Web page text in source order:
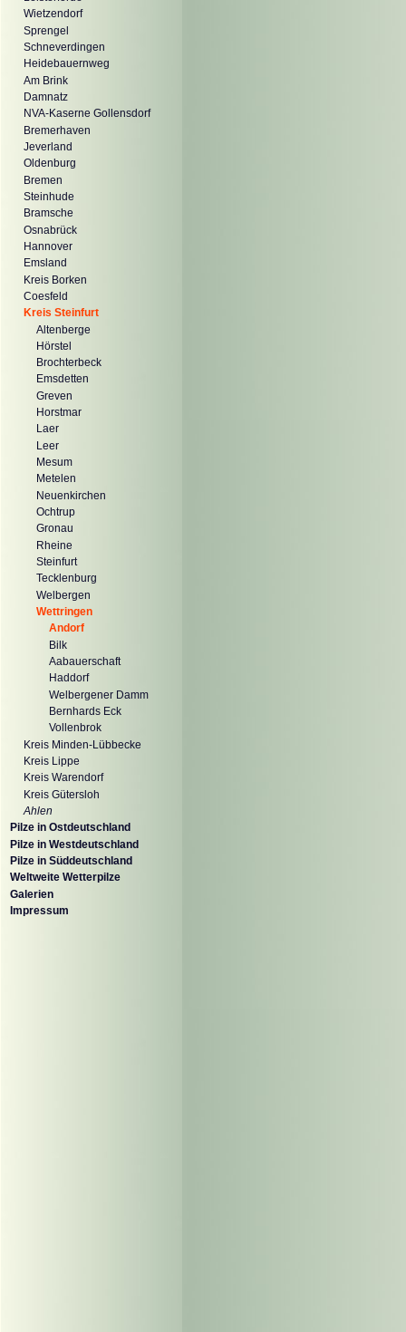
Wietzendorf
Sprengel
Schneverdingen
Heidebauernweg
Am Brink
Damnatz
NVA-Kaserne Gollensdorf
Bremerhaven
Jeverland
Oldenburg
Bremen
Steinhude
Bramsche
Osnabrück
Hannover
Emsland
Kreis Borken
Coesfeld
Kreis Steinfurt
Altenberge
Hörstel
Brochterbeck
Emsdetten
Greven
Horstmar
Laer
Leer
Mesum
Metelen
Neuenkirchen
Ochtrup
Gronau
Rheine
Steinfurt
Tecklenburg
Welbergen
Wettringen
Andorf
Bilk
Aabauerschaft
Haddorf
Welbergener Damm
Bernhards Eck
Vollenbrok
Kreis Minden-Lübbecke
Kreis Lippe
Kreis Warendorf
Kreis Gütersloh
Ahlen
Pilze in Ostdeutschland
Pilze in Westdeutschland
Pilze in Süddeutschland
Weltweite Wetterpilze
Galerien
Impressum